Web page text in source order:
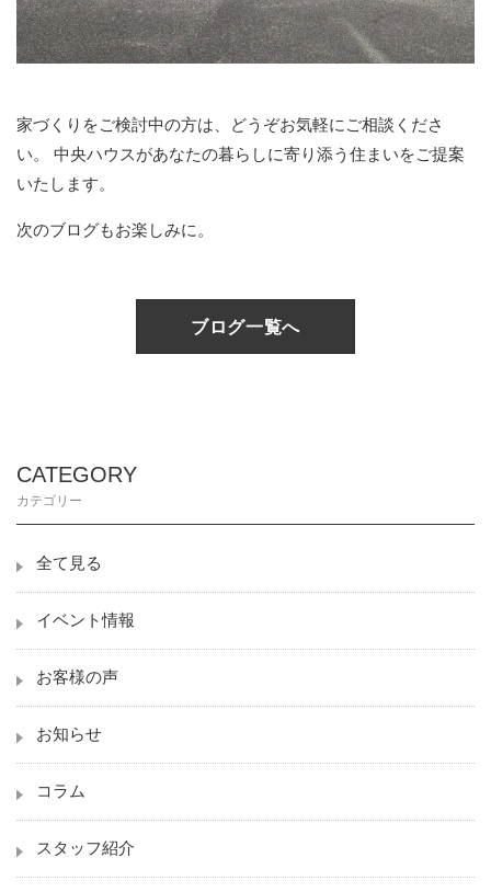
CATEGORY
カテゴリー
全て見る
イベント情報
お客様の声
お知らせ
コラム
スタッフ紹介
家づくりをご検討中の方は、どうぞお気軽にご相談くださ
い。
中央ハウスがあなたの暮らしに寄り添う住まいをご提案
いたします。
次のブログもお楽しみに。
ブログ一覧へ